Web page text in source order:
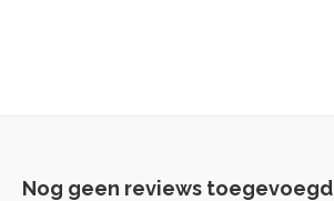
Nog geen reviews toegevoegd